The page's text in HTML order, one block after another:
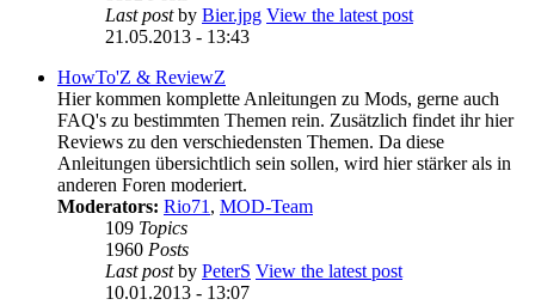
Last postby Bier.jpg View the latest post
21.05.2013 - 13:43
HowTo'Z & ReviewZ
Hier kommen komplette Anleitungen zu Mods, gerne auch
FAQ's zu bestimmten Themen rein. Zusätzlich findet ihr hier
Reviews zu den verschiedensten Themen. Da diese
Anleitungen übersichtlich sein sollen, wird hier stärker als in
anderen Foren moderiert.
Moderators: Rio71, MOD-Team
109 Topics
1960 Posts
Last postby PeterS View the latest post
10.01.2013 - 13:07